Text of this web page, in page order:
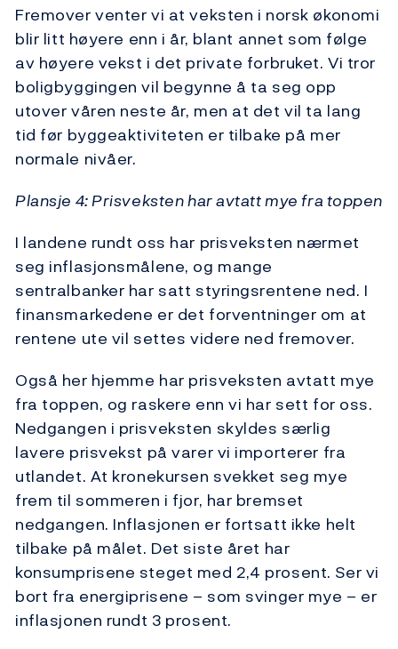
Fremover venter vi at veksten i norsk økonomi
blir litt høyere enn i år, blant annet som følge
av høyere vekst i det private forbruket. Vi tror
boligbyggingen vil begynne å ta seg opp
utover våren neste år, men at det vil ta lang
tid før byggeaktiviteten er tilbake på mer
normale nivåer.
Plansje 4: Prisveksten har avtatt mye fra toppen
I landene rundt oss har prisveksten nærmet
seg inflasjonsmålene, og mange
sentralbanker har satt styringsrentene ned. I
finansmarkedene er det forventninger om at
rentene ute vil settes videre ned fremover.
Også her hjemme har prisveksten avtatt mye
fra toppen, og raskere enn vi har sett for oss.
Nedgangen i prisveksten skyldes særlig
lavere prisvekst på varer vi importerer fra
utlandet. At kronekursen svekket seg mye
frem til sommeren i fjor, har bremset
nedgangen. Inflasjonen er fortsatt ikke helt
tilbake på målet. Det siste året har
konsumprisene steget med 2,4 prosent. Ser vi
bort fra energiprisene – som svinger mye – er
inflasjonen rundt 3 prosent.